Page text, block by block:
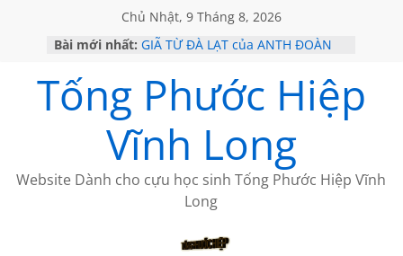
Chủ Nhật, 9 Tháng 8, 2026
Bài mới nhất: GIÃ TỪ ĐÀ LẠT của ANTH ĐOÀN
KHÔNG ĐỀ 20 CỦA THÁI LÃO
KHÔNG ĐỀ 19 CỦA THÁI LÃO
CHÙM THƠ CỦA BÍCH HÀ
Tống Phước Hiệp
Vĩnh Long
Website Dành cho cựu học sinh Tống Phước Hiệp Vĩnh
Long